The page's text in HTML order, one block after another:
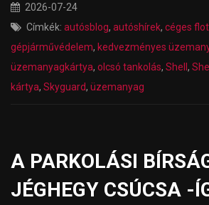
2026-07-24
Címkék: autósblog, autóshírek, céges
gépjárművédelem, kedvezményes
üzemanyagkártya, olcsó tankolás, Shell,
kártya, Skyguard, üzemanyag
A PARKOLÁSI
JÉGHEGY CSÚCSA -